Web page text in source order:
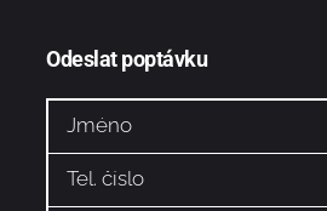
Odeslat poptávku